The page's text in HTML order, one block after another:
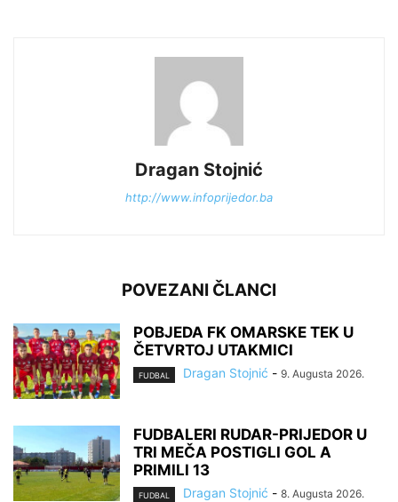
Dragan Stojnić
http://www.infoprijedor.ba
POVEZANI ČLANCI
POBJEDA FK OMARSKE TEK U
ČETVRTOJ UTAKMICI
FUDBAL Dragan Stojnić - 9. Augusta 2026.
FUDBALERI RUDAR-PRIJEDOR U
TRI MEČA POSTIGLI GOL A
PRIMILI 13
FUDBAL Dragan Stojnić - 8. Augusta 2026.